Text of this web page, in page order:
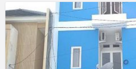
Kost
Putri
Wiyung
Citraland
Surabaya